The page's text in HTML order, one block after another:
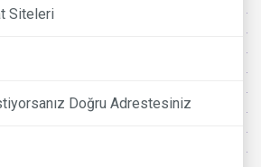
Siteleri
Doğru Adrestesiniz